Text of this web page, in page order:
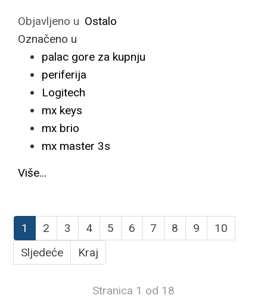
Objavljeno u Ostalo
Označeno u
palac gore za kupnju
periferija
Logitech
mx keys
mx brio
mx master 3s
Više...
1 2 3 4 5 6 7 8 9
10
Sljedeće
Kraj
Stranica 1 od 18